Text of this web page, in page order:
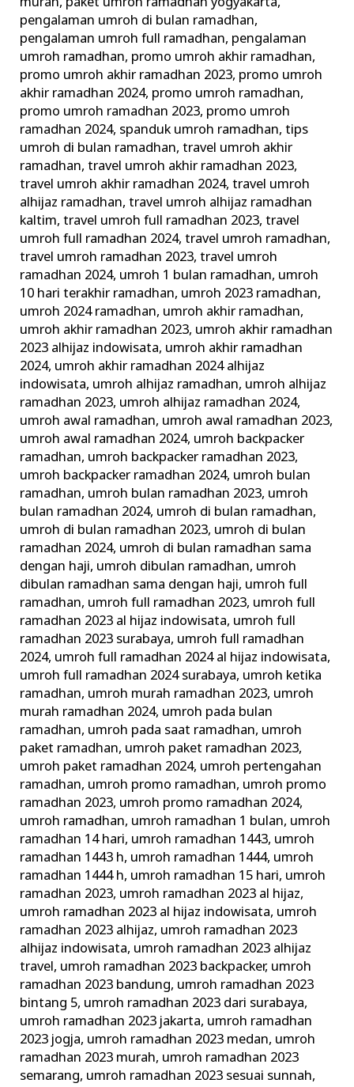
pengalaman umroh di bulan ramadhan,
pengalaman umroh full ramadhan, pengalaman
umroh ramadhan, promo umroh akhir ramadhan,
promo umroh akhir ramadhan 2023, promo umroh
akhir ramadhan 2024, promo umroh ramadhan,
promo umroh ramadhan 2023, promo umroh
ramadhan 2024, spanduk umroh ramadhan,tips
umroh di bulan ramadhan,travel umroh akhir
ramadhan,travel umroh akhir ramadhan 2023,
travel umroh akhir ramadhan 2024,travel umroh
alhijaz ramadhan,travel umroh alhijaz ramadhan
kaltim,travel umroh full ramadhan 2023,travel
umroh full ramadhan 2024,travel umroh ramadhan,
travel umroh ramadhan 2023,travel umroh
ramadhan 2024, umroh 1 bulan ramadhan, umroh
10 hari terakhir ramadhan, umroh 2023 ramadhan,
umroh 2024 ramadhan, umroh akhir ramadhan,
umroh akhir ramadhan 2023, umroh akhir ramadhan
2023 alhijaz indowisata, umroh akhir ramadhan
2024, umroh akhir ramadhan 2024 alhijaz
indowisata, umroh alhijaz ramadhan, umroh alhijaz
ramadhan 2023, umroh alhijaz ramadhan 2024,
umroh awal ramadhan, umroh awal ramadhan 2023,
umroh awal ramadhan 2024, umroh backpacker
ramadhan, umroh backpacker ramadhan 2023,
umroh backpacker ramadhan 2024, umroh bulan
ramadhan, umroh bulan ramadhan 2023, umroh
bulan ramadhan 2024, umroh di bulan ramadhan,
umroh di bulan ramadhan 2023, umroh di bulan
ramadhan 2024, umroh di bulan ramadhan sama
dengan haji, umroh dibulan ramadhan, umroh
dibulan ramadhan sama dengan haji, umroh full
ramadhan, umroh full ramadhan 2023, umroh full
ramadhan 2023 al hijaz indowisata, umroh full
ramadhan 2023 surabaya, umroh full ramadhan
2024, umroh full ramadhan 2024 al hijaz indowisata,
umroh full ramadhan 2024 surabaya, umroh ketika
ramadhan, umroh murah ramadhan 2023, umroh
murah ramadhan 2024, umroh pada bulan
ramadhan, umroh pada saat ramadhan, umroh
paket ramadhan, umroh paket ramadhan 2023,
umroh paket ramadhan 2024, umroh pertengahan
ramadhan, umroh promo ramadhan, umroh promo
ramadhan 2023, umroh promo ramadhan 2024,
umroh ramadhan, umroh ramadhan 1 bulan, umroh
ramadhan 14 hari, umroh ramadhan 1443, umroh
ramadhan 1443 h, umroh ramadhan 1444, umroh
ramadhan 1444 h, umroh ramadhan 15 hari, umroh
ramadhan 2023, umroh ramadhan 2023 al hijaz,
umroh ramadhan 2023 al hijaz indowisata, umroh
ramadhan 2023 alhijaz, umroh ramadhan 2023
alhijaz indowisata, umroh ramadhan 2023 alhijaz
travel, umroh ramadhan 2023 backpacker, umroh
ramadhan 2023 bandung, umroh ramadhan 2023
bintang 5, umroh ramadhan 2023 dari surabaya,
umroh ramadhan 2023 jakarta, umroh ramadhan
2023 jogja, umroh ramadhan 2023 medan, umroh
ramadhan 2023 murah, umroh ramadhan 2023
semarang, umroh ramadhan 2023 sesuai sunnah,